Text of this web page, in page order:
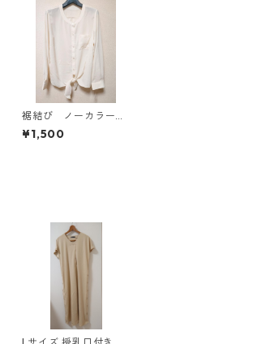
裾結び ノーカラーブ
ラウス ３Ｌ アイボ
リー KAE-4813
¥1,500